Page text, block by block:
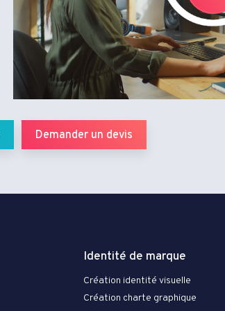
Demander un devis
Identité de marque
Création identité visuelle
Création charte graphique